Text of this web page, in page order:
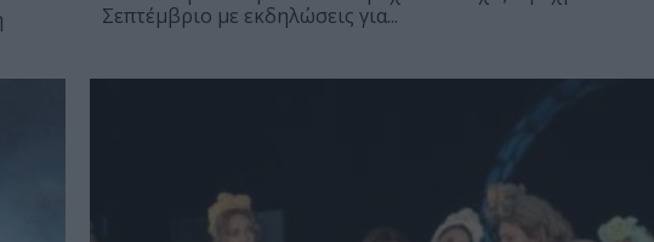
Σεπτέμβριο με εκδηλώσεις για...